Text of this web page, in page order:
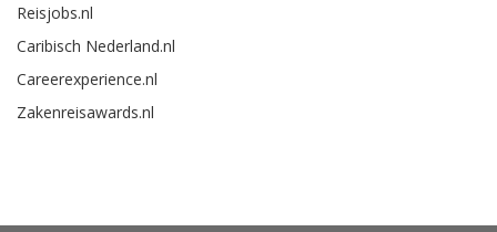
Reisjobs.nl
Caribisch Nederland.nl
Careerexperience.nl
Zakenreisawards.nl